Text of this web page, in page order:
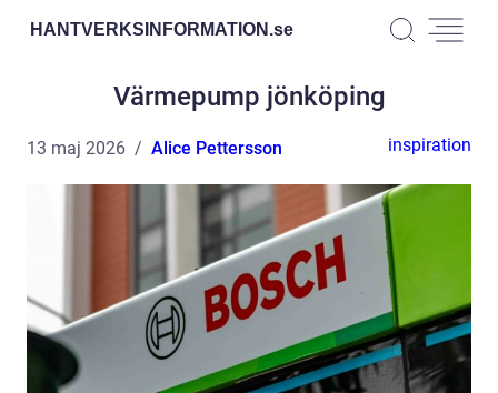
HANTVERKSINFORMATION.se
Värmepump jönköping
13 maj 2026 Alice Pettersson inspiration